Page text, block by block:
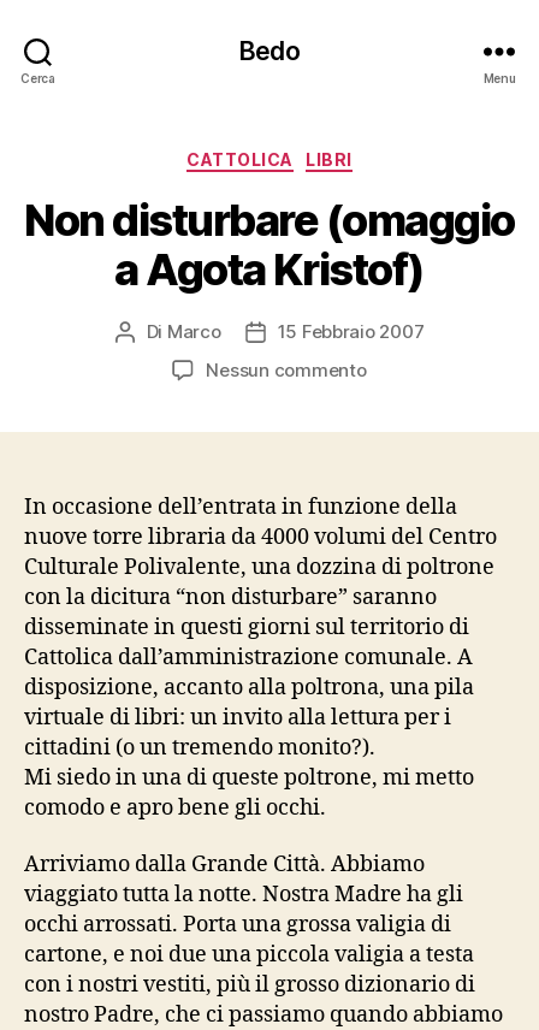
Cerca
Bedo
Menu
Categorie
CATTOLICA LIBRI
Non disturbare (omaggio
a Agota Kristof)
Autore
articolo
Di Marco
Data15 Febbraio 2007
Nessun commentosu
Agota
Kristof)
In occasione dell’entrata in funzione della
nuove torre libraria da 4000 volumi del Centro
Culturale Polivalente, una dozzina di poltrone
con la dicitura “non disturbare” saranno
disseminate in questi giorni sul territorio di
Cattolica dall’amministrazione comunale. A
disposizione, accanto alla poltrona, una pila
virtuale di libri: un invito alla lettura per i
cittadini (o un tremendo monito?).
Mi siedo in una di queste poltrone, mi metto
comodo e apro bene gli occhi.
Arriviamo dalla Grande Città. Abbiamo
viaggiato tutta la notte. Nostra Madre ha gli
occhi arrossati. Porta una grossa valigia di
cartone, e noi due una piccola valigia a testa
con i nostri vestiti, più il grosso dizionario di
nostro Padre, che ci passiamo quando abbiamo